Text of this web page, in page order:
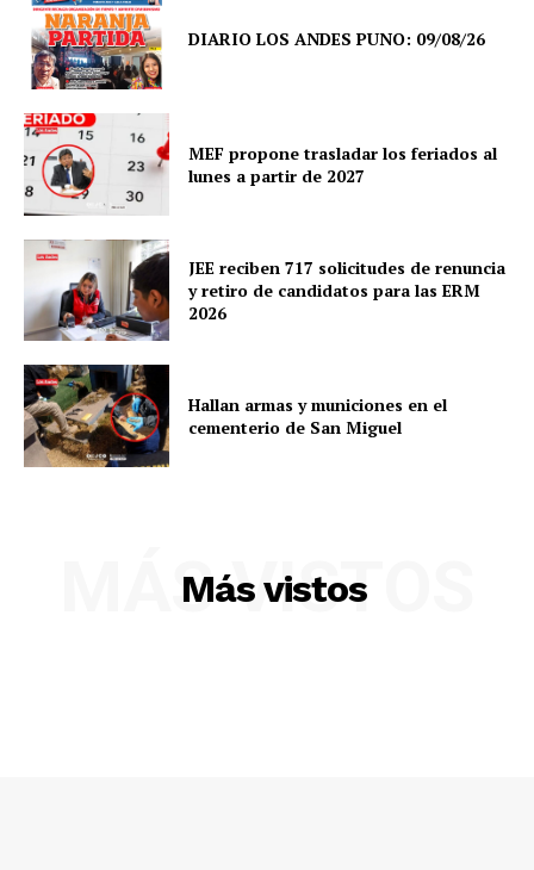
Diario los Andes
Nosotros
Prensa
DIARIO LOS ANDES PUNO: 09/08/26
MEF propone trasladar los feriados al
lunes a partir de 2027
JEE reciben 717 solicitudes de renuncia
y retiro de candidatos para las ERM
2026
Hallan armas y municiones en el
cementerio de San Miguel
Más vistos
MÁS VISTOS